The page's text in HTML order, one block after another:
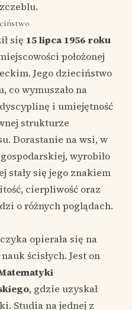
się 15 lipca 1956 roku
położonej
Jego dzieciństwo
co wymuszało na
i umiejętność
strukturze
Dorastanie na wsi, w
wyrobiło
stały się jego znakiem
cierpliwość oraz
o różnych poglądach.
opierała się na
ścisłych. Jest on
, gdzie uzyskał
Studia na jednej z